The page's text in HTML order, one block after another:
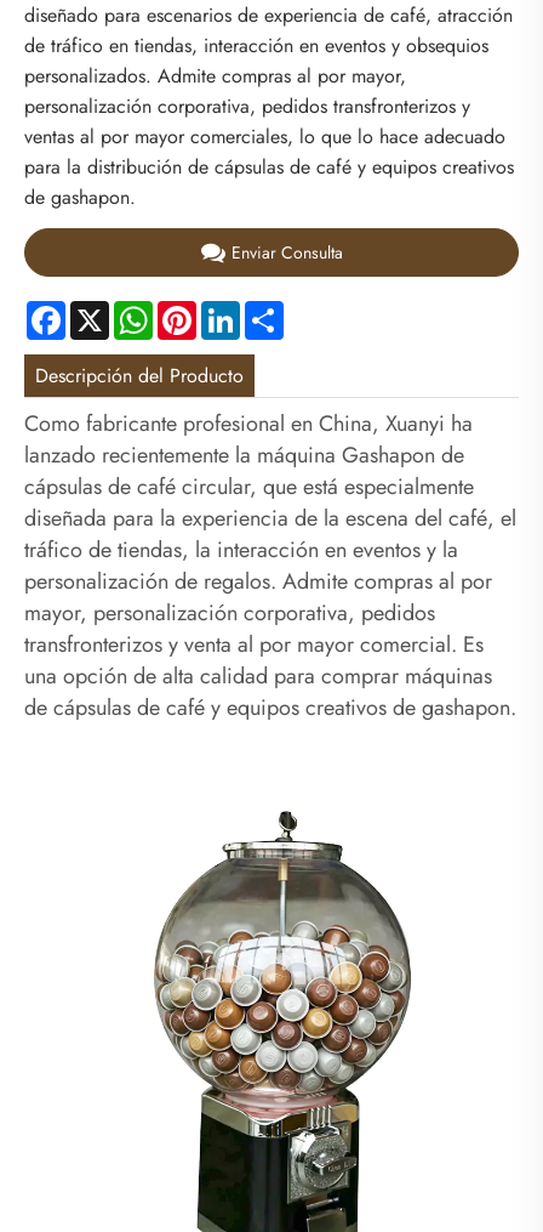
diseñado para escenarios de experiencia de café, atracción
de tráfico en tiendas, interacción en eventos y obsequios
personalizados. Admite compras al por mayor,
personalización corporativa, pedidos transfronterizos y
ventas al por mayor comerciales, lo que lo hace adecuado
para la distribución de cápsulas de café y equipos creativos
de gashapon.
Enviar Consulta
Facebook
X WhatsApp
PinterestLinkedIn
Descripción del Producto
Como fabricante profesional en China, Xuanyi ha
lanzado recientemente la máquina Gashapon de
cápsulas de café circular, que está especialmente
diseñada para la experiencia de la escena del café, el
tráfico de tiendas, la interacción en eventos y la
personalización de regalos. Admite compras al por
mayor, personalización corporativa, pedidos
transfronterizos y venta al por mayor comercial. Es
una opción de alta calidad para comprar máquinas
de cápsulas de café y equipos creativos de gashapon.